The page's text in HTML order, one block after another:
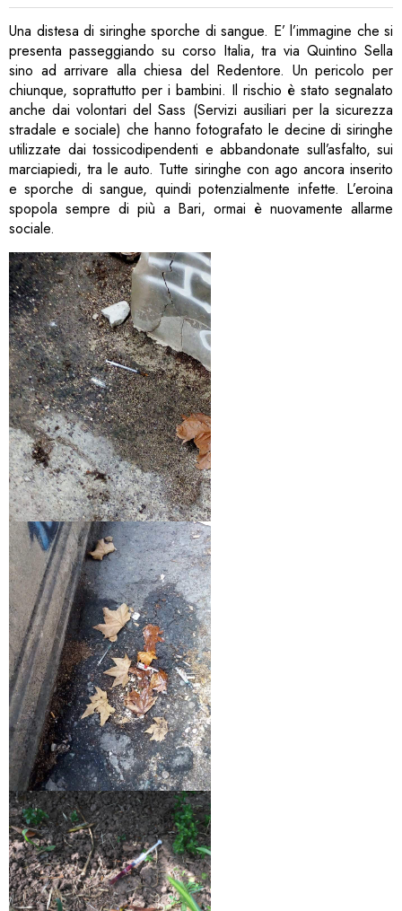
Una distesa di siringhe sporche di sangue. E’ l’immagine che si
presenta passeggiando su corso Italia, tra via Quintino Sella
sino ad arrivare alla chiesa del Redentore. Un pericolo per
chiunque, soprattutto per i bambini. Il rischio è stato segnalato
anche dai volontari del Sass (Servizi ausiliari per la sicurezza
stradale e sociale) che hanno fotografato le decine di siringhe
utilizzate dai tossicodipendenti e abbandonate sull’asfalto, sui
marciapiedi, tra le auto. Tutte siringhe con ago ancora inserito
e sporche di sangue, quindi potenzialmente infette. L’eroina
spopola sempre di più a Bari, ormai è nuovamente allarme
sociale.